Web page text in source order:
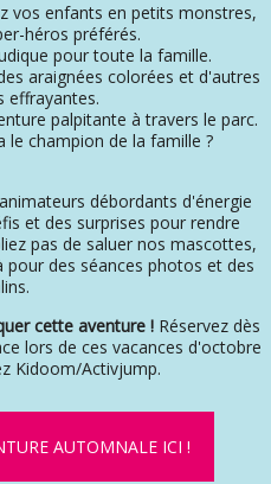
vos enfants en petits monstres,
héros préférés.
pour toute la famille.
araignées colorées et d'autres
effrayantes.
palpitante à travers le parc.
le champion de la famille ?
débordants d'énergie
et des surprises pour rendre
pas de saluer nos mascottes,
des séances photos et des
cette aventure ! Réservez dès
lors de ces vacances d'octobre
Kidoom/Activjump.
AUTOMNALE ICI !